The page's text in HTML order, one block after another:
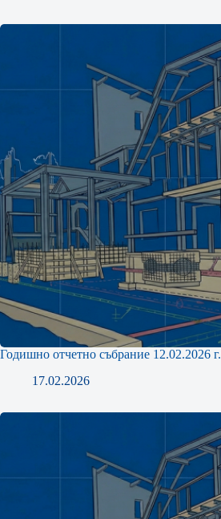
Годишно отчетно събрание 12.02.2026 г.
17.02.2026